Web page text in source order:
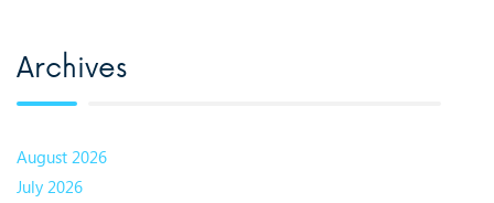
Archives
August 2026
July 2026